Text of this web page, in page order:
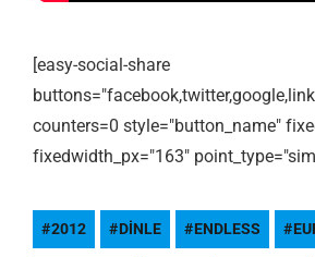
[easy-social-share
counters=0 style="button_name"
fixedwidth_px="163"
2012 DINLE ENDLESS